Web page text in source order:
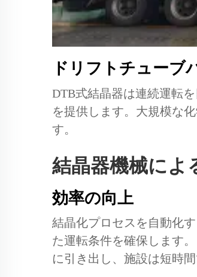
ドリフトチューブ
DTB式結晶器は連続運転
を提供します。大規模な
す。
結晶器機械によ
効率の向上
結晶化プロセスを自動化
た運転条件を確保します
に引き出し、施設は短時